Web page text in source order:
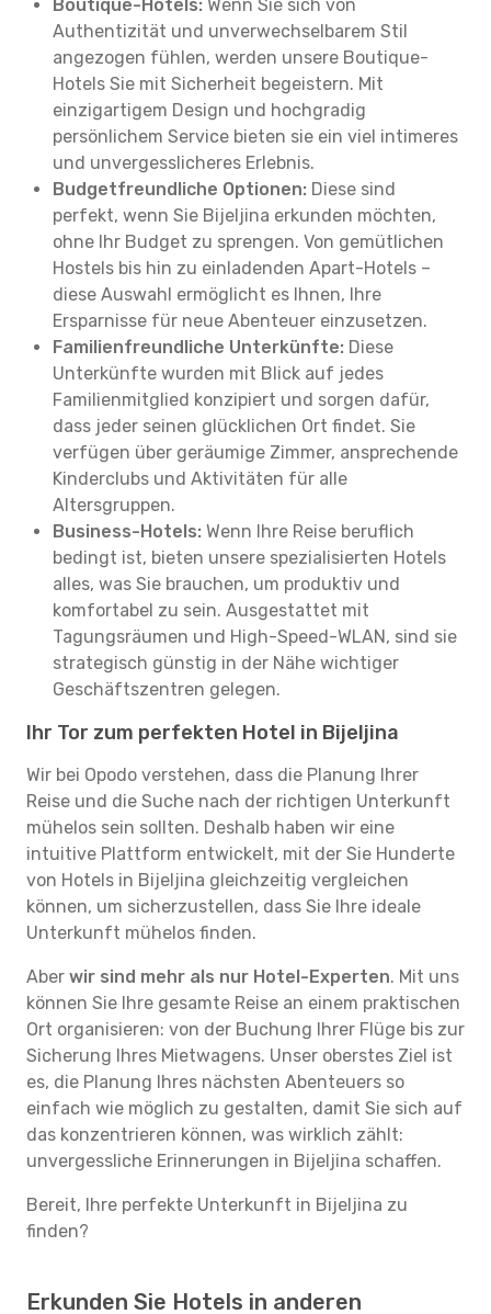
Boutique-Hotels: Wenn Sie sich von
Authentizität und unverwechselbarem Stil
angezogen fühlen, werden unsere Boutique-
Hotels Sie mit Sicherheit begeistern. Mit
einzigartigem Design und hochgradig
persönlichem Service bieten sie ein viel intimeres
und unvergesslicheres Erlebnis.
Budgetfreundliche Optionen: Diese sind
perfekt, wenn Sie Bijeljina erkunden möchten,
ohne Ihr Budget zu sprengen. Von gemütlichen
Hostels bis hin zu einladenden Apart-Hotels –
diese Auswahl ermöglicht es Ihnen, Ihre
Ersparnisse für neue Abenteuer einzusetzen.
Familienfreundliche Unterkünfte: Diese
Unterkünfte wurden mit Blick auf jedes
Familienmitglied konzipiert und sorgen dafür,
dass jeder seinen glücklichen Ort findet. Sie
verfügen über geräumige Zimmer, ansprechende
Kinderclubs und Aktivitäten für alle
Altersgruppen.
Business-Hotels: Wenn Ihre Reise beruflich
bedingt ist, bieten unsere spezialisierten Hotels
alles, was Sie brauchen, um produktiv und
komfortabel zu sein. Ausgestattet mit
Tagungsräumen und High-Speed-WLAN, sind sie
strategisch günstig in der Nähe wichtiger
Geschäftszentren gelegen.
Ihr Tor zum perfekten Hotel in Bijeljina
Wir bei Opodo verstehen, dass die Planung Ihrer
Reise und die Suche nach der richtigen Unterkunft
mühelos sein sollten. Deshalb haben wir eine
intuitive Plattform entwickelt, mit der Sie Hunderte
von Hotels in Bijeljina gleichzeitig vergleichen
können, um sicherzustellen, dass Sie Ihre ideale
Unterkunft mühelos finden.
Aber wir sind mehr als nur Hotel-Experten. Mit uns
können Sie Ihre gesamte Reise an einem praktischen
Ort organisieren: von der Buchung Ihrer Flüge bis zur
Sicherung Ihres Mietwagens. Unser oberstes Ziel ist
es, die Planung Ihres nächsten Abenteuers so
einfach wie möglich zu gestalten, damit Sie sich auf
das konzentrieren können, was wirklich zählt:
unvergessliche Erinnerungen in Bijeljina schaffen.
Bereit, Ihre perfekte Unterkunft in Bijeljina zu
finden?
Erkunden Sie Hotels in anderen